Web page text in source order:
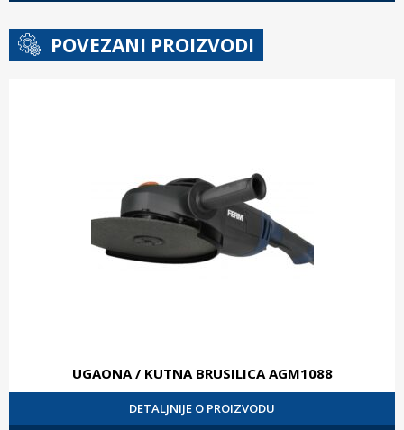
POVEZANI PROIZVODI
UGAONA / KUTNA BRUSILICA AGM1088
DETALJNIJE O PROIZVODU